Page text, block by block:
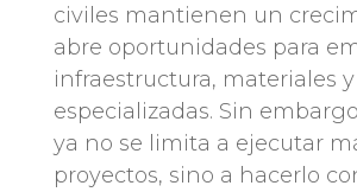
civiles mantienen un
abre oportunidades para
infraestructura, materiales
especializadas. Sin
ya no se limita a ejecutar
proyectos, sino a hacerlo